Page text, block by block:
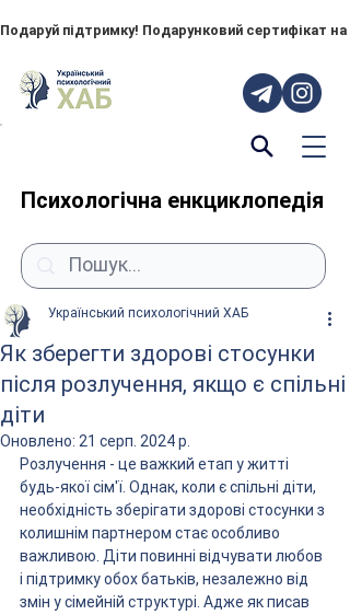
Подаруй підтримку! Подарунковий сертифікат
Психологічна енкциклопедія
Як зберегти здорові стосунки
після розлучення, якщо є спільні
діти
Український психологічний ХАБ
Оновлено: 21 серп. 2024 р.
Розлучення - це важкий етап у житті
будь-якої сім'ї. Однак, коли є спільні діти,
необхідність зберігати здорові стосунки з
колишнім партнером стає особливо
важливою. Діти повинні відчувати любов
і підтримку обох батьків, незалежно від
змін у сімейній структурі. Адже як писав